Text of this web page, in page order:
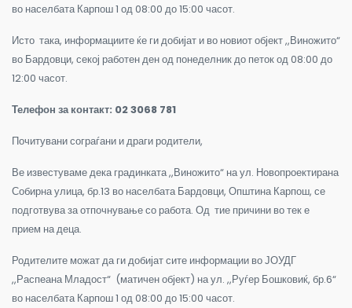
во населбата Карпош 1 од 08:00 до 15:00 часот.
Исто така, информациите ќе ги добијат и во новиот објект ,,Виножито“
во Бардовци, секој работен ден од понеделник до петок од 08:00 до
12:00 часот.
Телефон за контакт: 02 3068 781
Почитувани сограѓани и драги родители,
Ве известуваме дека градинката ,,Виножито“ на ул. Новопроектирана
Собирна улица, бр.13 во населбата Бардовци, Општина Карпош, се
подготвува за отпочнување со работа. Од тие причини во тек е
прием на деца.
Родителите можат да ги добијат сите информации во ЈОУДГ
,,Распеана Младост“ (матичен објект) на ул. ,,Руѓер Бошковиќ, бр.6“
во населбата Карпош 1 од 08:00 до 15:00 часот.